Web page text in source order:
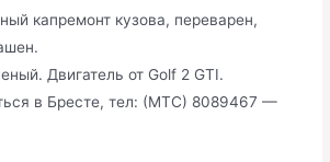
капремонт кузова, переварен,
Двигатель от Golf 2 GTI.
в Бресте, тел: (МТС) 8089467 —